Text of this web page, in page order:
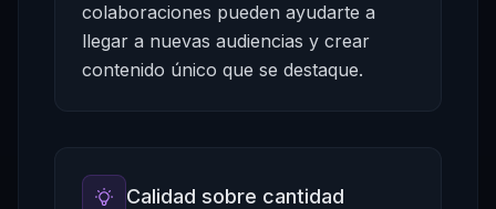
colaboraciones pueden ayudarte a
llegar a nuevas audiencias y crear
contenido único que se destaque.
Calidad sobre cantidad